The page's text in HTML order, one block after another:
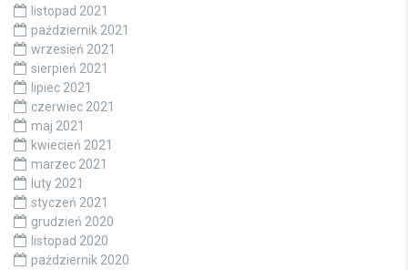
listopad 2021
październik 2021
wrzesień 2021
sierpień 2021
lipiec 2021
czerwiec 2021
maj 2021
kwiecień 2021
marzec 2021
luty 2021
styczeń 2021
grudzień 2020
listopad 2020
październik 2020